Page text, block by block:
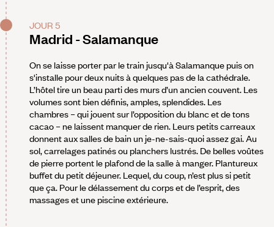
JOUR 5
Madrid - Salamanque
On se laisse porter par le train jusqu'à Salamanque puis on
s'installe pour deux nuits à quelques pas de la cathédrale.
L’hôtel tire un beau parti des murs d’un ancien couvent. Les
volumes sont bien définis, amples, splendides. Les
chambres – qui jouent sur l’opposition du blanc et de tons
cacao – ne laissent manquer de rien. Leurs petits carreaux
donnent aux salles de bain un je-ne-sais-quoi assez gai. Au
sol, carrelages patinés ou planchers lustrés. De belles voûtes
de pierre portent le plafond de la salle à manger. Plantureux
buffet du petit déjeuner. Lequel, du coup, n’est plus si petit
que ça. Pour le délassement du corps et de l’esprit, des
massages et une piscine extérieure.